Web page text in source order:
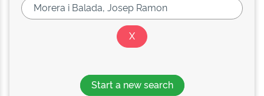
Start a new search